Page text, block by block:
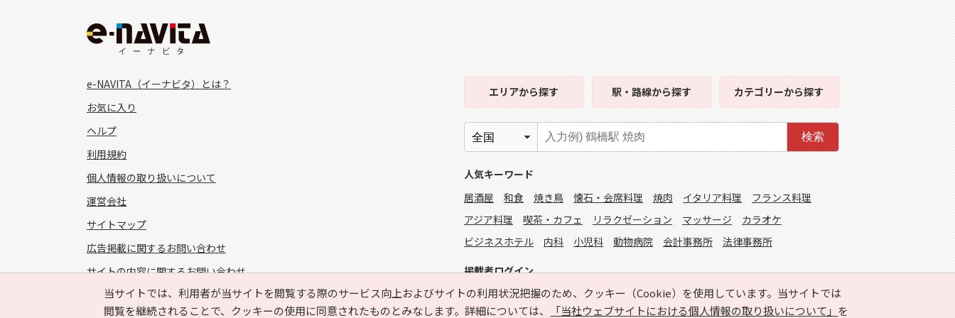
当サイトでは、利用者が当サイトを閲覧する際のサービス向上およびサイトの利用状況把握のため、クッキー（Cookie）を使用しています。当サイトでは
閲覧を継続されることで、クッキーの使用に同意されたものとみなします。詳細については、
「当社ウェブサイトにおける個人情報の取り扱いについて」 を
e-NAVITA（イーナビタ）とは？
お気に入り
ヘルプ
利用規約
個人情報の取り扱いについて
運営会社
サイトマップ
広告掲載に関するお問い合わせ
サイトの内容に関するお問い合わせ
エリアから探す 駅・路線から探す カテゴリーから探す
検索
人気キーワード
居酒屋
和食 焼き鳥 懐石・会席料理 焼肉 イタリア料理
フランス料理
アジア料理
喫茶・カフェ リラクゼーション マッサージ
カラオケ
ビジネスホテル
内科 小児科 動物病院 会計事務所 法律事務所
掲載者ログイン
FOLLOW US!